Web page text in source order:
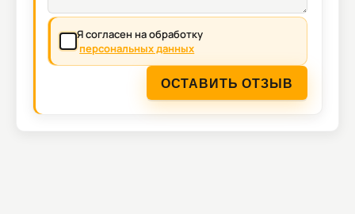
Я согласен на обработку
персональных данных
ОСТАВИТЬ ОТЗЫВ